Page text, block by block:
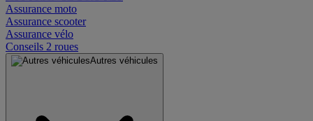
Assurance moto
Assurance scooter
Assurance vélo
Conseils 2 roues
Autres véhicules